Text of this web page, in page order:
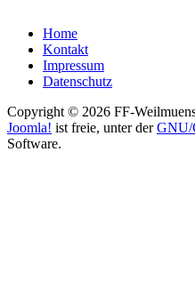
Home
Kontakt
Impressum
Datenschutz
Copyright © 2026 FF-
Joomla! ist freie, unter derGNU/
Software.